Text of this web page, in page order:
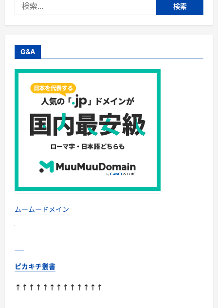
索:
G&A
ムームードメイン
ピカキチ叢書
↑↑↑↑↑↑↑↑↑↑↑↑↑